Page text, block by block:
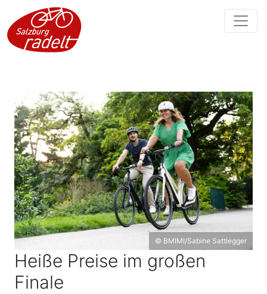
Heiße Preise im großen
Finale
© BMIMI/Sabine Sattlegger